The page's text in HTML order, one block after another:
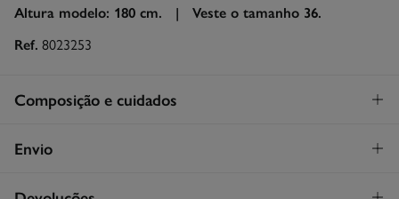
Altura modelo: 180 cm. | Veste o tamanho 36.
Ref. 8023253
Composição e cuidados
Composição
Envio
STANDARD